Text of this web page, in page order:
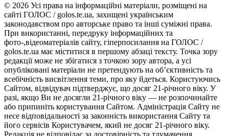
© 2026 Усі права на інформаційні матеріали, розміщені на
сайті ГОЛОС / golos.te.ua, захищені українським
законодавством про авторське право та інші суміжні права.
При використанні, передруку інформаційних та
фото-,відеоматеріалів сайту, гіперпосилання на ГОЛОС /
golos.te.ua має міститися в першому абзаці тексту. Точка зору
редакції може не збігатися з точкою зору автора, а усі
опубліковані матеріали не претендують на об’єктивність та
всебічність висвітлення теми, про яку йдеться. Користуючись
Сайтом, відвідувач підтверджує, що досяг 21-річного віку. У
разі, якщо Ви не досягли 21-річного віку — не розпочинайте
або припиніть користування Сайтом. Адміністрація Сайту не
несе відповідальності за законність використання Сайту та
його сервісів Користувачем, який не досяг 21-річного віку.
Редакція не відповідає за достовірність та тлумачення